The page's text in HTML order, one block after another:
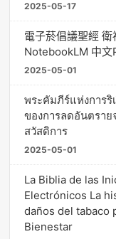
2025-05-17
電子菸倡議聖經
NotebookLM 中文
2025-05-01
พระคัมภีร์แห่งการ
ของการลดอันตรา
สวัสดิการ
2025-05-01
La Biblia de las
Electrónicos La
daños del tabaco
Bienestar